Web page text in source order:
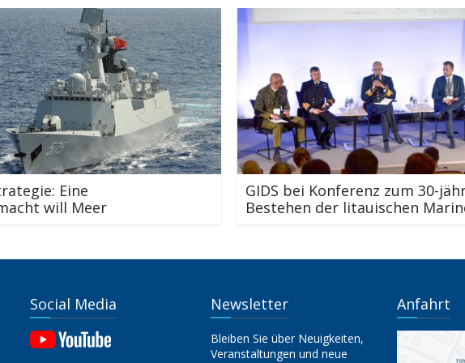
GIDS bei Konferenz zum 30-jährigen
Bestehen der litauischen Marine
Social Media Newsletter
Bleiben Sie über Neuigkeiten,
Veranstaltungen und neue
Anfahrt